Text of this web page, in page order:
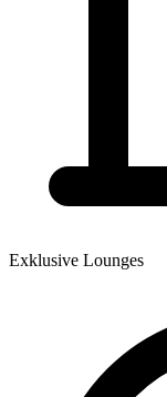
Exklusive Lounges